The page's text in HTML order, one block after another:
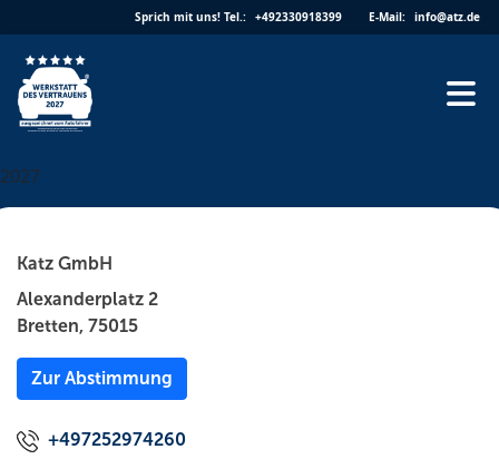
to
content
Sprich mit uns! Tel.: +492330918399 E-Mail: info@atz.de
2027
Katz GmbH
Alexanderplatz 2
Bretten, 75015
Zur Abstimmung
+497252974260